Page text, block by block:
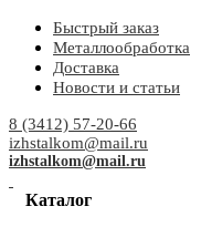
Быстрый заказ
Металлообработка
Доставка
Новости и статьи
8 (3412) 57-20-66
izhstalkom@mail.ru
izhstalkom@mail.ru
Каталог